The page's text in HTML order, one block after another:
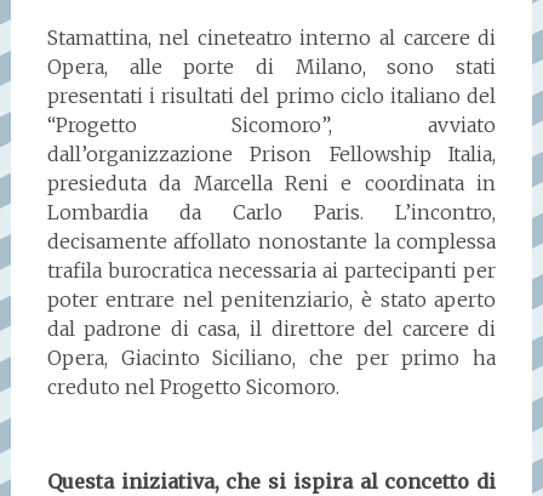
Stamattina, nel cineteatro interno al carcere di
Opera, alle porte di Milano, sono stati
presentati i risultati del primo ciclo italiano del
“Progetto Sicomoro”, avviato
dall’organizzazione Prison Fellowship Italia,
presieduta da Marcella Reni e coordinata in
Lombardia da Carlo Paris. L’incontro,
decisamente affollato nonostante la complessa
trafila burocratica necessaria ai partecipanti per
poter entrare nel penitenziario, è stato aperto
dal padrone di casa, il direttore del carcere di
Opera, Giacinto Siciliano, che per primo ha
creduto nel Progetto Sicomoro.
Questa iniziativa, che si ispira al concetto di